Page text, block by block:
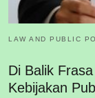
LAW AND PUBLIC
Di Balik
Kebijakan